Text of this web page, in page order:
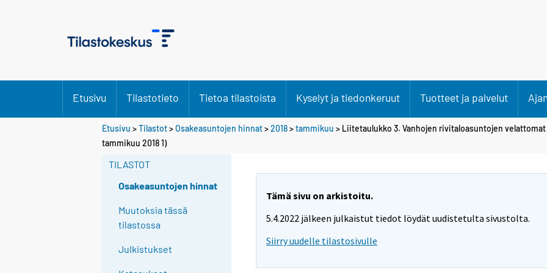
Etusivu Tilastotieto Tietoa tilastoista Kyselyt ja tiedonkeruut Tuotteet ja palvelut
Etusivu >Tilastot>Osakeasuntojen hinnat>2018>tammikuu > Liitetaulukko 3. Vanhojen rivitaloasuntojen
tammikuu 2018 1)
TILASTOT
Osakeasuntojen hinnat
Muutoksia tässä
tilastossa
Julkistukset
Tämä sivu on arkistoitu.
5.4.2022 jälkeen julkaistut tiedot löydät uudistetulta sivustolta.
Siirry uudelle tilastosivulle